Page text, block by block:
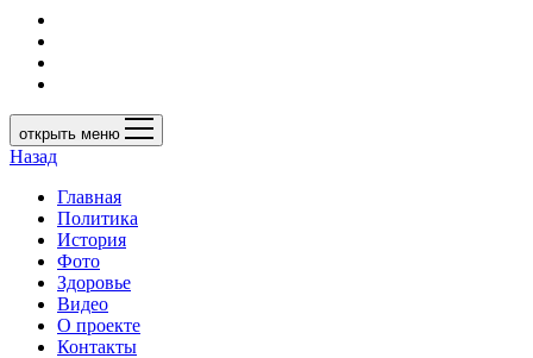
открыть меню
Назад
Главная
Политика
История
Фото
Здоровье
Видео
О проекте
Контакты